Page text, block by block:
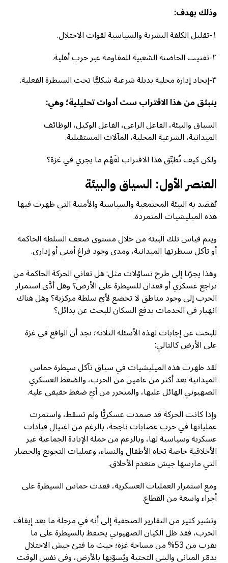
وذلك بهدف:
١-تقليل الكلفة البشرية والسياسية لقوات الاحتلال.
٢-تفتيت الحاضنة الشعبية للمقاومة عبر حرب أهلية.
٣-إيجاد إدارة محلية بديلة شرعية شكليًّا تحت السيطرة الفعلية.
ينبثق من هذا الاقتراب ست أدوات تحليلية؛ وهي:
السياق والبيئة، الفاعل الراعي، الفاعل الوكيل، الوظائف
الميدانية، الشرعية المحلية، المآلات المستقبلية.
ولكن كيف نُطبِّق هذا الاقتراب لفَهْم ما يجري في غزة؟
العنصر الأول: السياق والبيئة
يُقصَد به البيئة المجتمعية والسياسية والأمنية التي ظهرت فيها
هذه الميليشيات المتمردة.
ويتم قياس تلك البيئة من خلال مستوى ضعف السلطة الحاكمة
أو تآكل سيطرتها الميدانية، ومدى وجود فراغ أمني أو إداري.
وهذا يجرّنا إلى طرح تساؤلات مثل: هل تعاني الحركة الحاكمة من
تراجع عسكري أو فقدان للسيطرة على الأرض؟ وهل أدَّى استمرار
الحرب إلى وجود مناطق لا تخضع لأيّ سلطة مركزية؟ وهل هناك
انهيار في الخدمات يدفع السكان للبحث عن بدائل؟
للبحث عن إجابات لهذه الأسئلة الثلاثة؛ نجد أن الواقع في غزة
على الأرض كالتالي:
لقد ظهرت هذه الميليشيات في سياق تآكل سيطرة حماس
الميدانية بعد أكثر من عامين من الحرب، والضغط العسكري
الصهيوني الهائل عليها، والمتحرر من أيّ ضغط حقيقي عليه.
وإذا كانت الحركة قد صمدت عسكريًّا ولم تسقط، واستمرت
عملياتها في حرب عصابات ناجحة، بالرغم من اغتيال قيادات
عسكرية وسياسية لها، وبالرغم من حملة الإبادة الجماعية غير
الأخلاقية خاصة تجاه الأطفال والنساء، وعمليات التجويع والحصار
التي مارسها جيش منعدم الأخلاق.
ومع استمرار العمليات العسكرية، فقدت حماس السيطرة على
أجزاء واسعة من القطاع.
وتشير كثير من التقارير الصحفية إلى أنه في مرحلة ما بعد إيقاف
الحرب، فقد ظل الكيان الصهيوني يحتفظ بالسيطرة على ما
يقرب من 53% من مساحة غزة؛ حيث ما فتئ جيش الاحتلال
يدمّر المباني والبنى التحتية ويُسوّيها بالأرض، وفي نفس الوقت